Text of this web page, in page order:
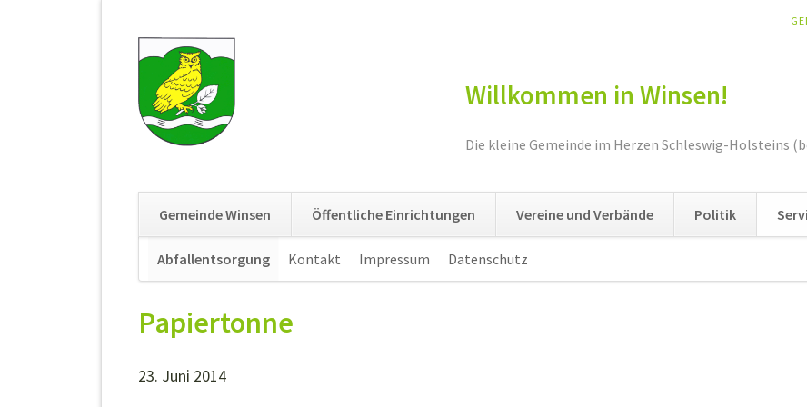
Willkommen in Winsen!
Die kleine Gemeinde im Herzen Schleswig-Holsteins
Gemeinde Winsen Öffentliche Einrichtungen Vereine und Verbände Politik
überspringen
Abfallentsorgung Kontakt Impressum Datenschutz
Papiertonne
23. Juni 2014